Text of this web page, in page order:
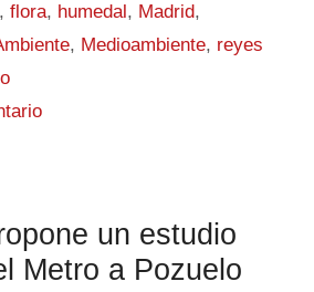
, flora, humedal , Madrid,
, Medioambiente, reyes
un estudio
Metro a Pozuelo